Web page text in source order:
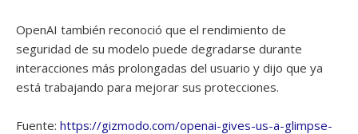
OpenAI también reconoció que el rendimiento de
seguridad de su modelo puede degradarse durante
interacciones más prolongadas del usuario y dijo que ya
está trabajando para mejorar sus protecciones.
Fuente: https://gizmodo.com/openai-gives-us-a-glimpse-